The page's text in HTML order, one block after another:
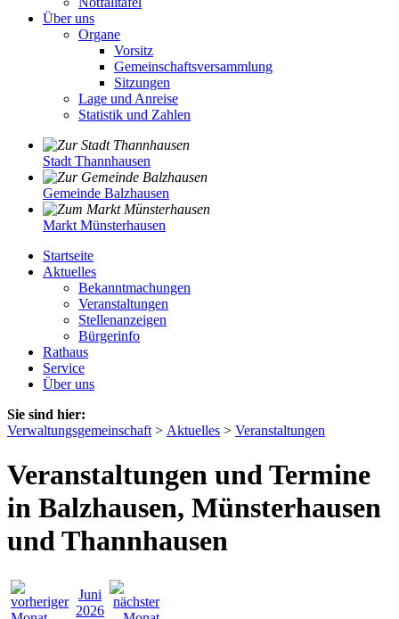
Über uns
Organe
Vorsitz
Gemeinschaftsversammlung
Sitzungen
Lage und Anreise
Statistik und Zahlen
Stadt Thannhausen
Gemeinde Balzhausen
Markt Münsterhausen
Startseite
Aktuelles
Bekanntmachungen
Veranstaltungen
Stellenanzeigen
Bürgerinfo
Rathaus
Service
Über uns
Sie sind hier:
Verwaltungsgemeinschaft > Aktuelles > Veranstaltungen
Veranstaltungen und Termine
in Balzhausen, Münsterhausen
und Thannhausen
Juni
2026